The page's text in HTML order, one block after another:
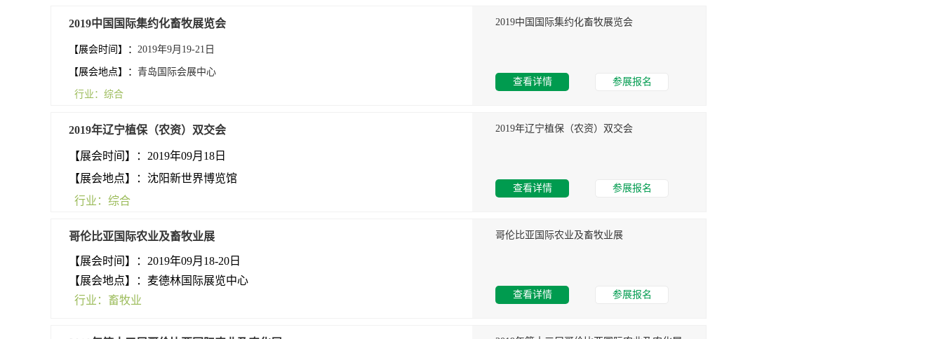
2019中国国际集约化畜牧展览会
【展会时间】： 2019年9月19-21日
【展会地点】： 青岛国际会展中心
行业：综合
2019中国国际集约化畜牧展览会
查看详情 参展报名
2019年辽宁植保（农资）双交会
【展会时间】：2019年09月18日
【展会地点】：沈阳新世界博览馆
行业：综合
2019年辽宁植保（农资）双交会
查看详情 参展报名
哥伦比亚国际农业及畜牧业展
【展会时间 】：2019年09月18-20日
【展会地点】：麦德林国际展览中心
行业： 畜牧业
哥伦比亚国际农业及畜牧业展
查看详情 参展报名